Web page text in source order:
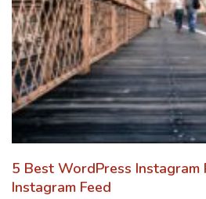
5 Best WordPress
Instagram Feed